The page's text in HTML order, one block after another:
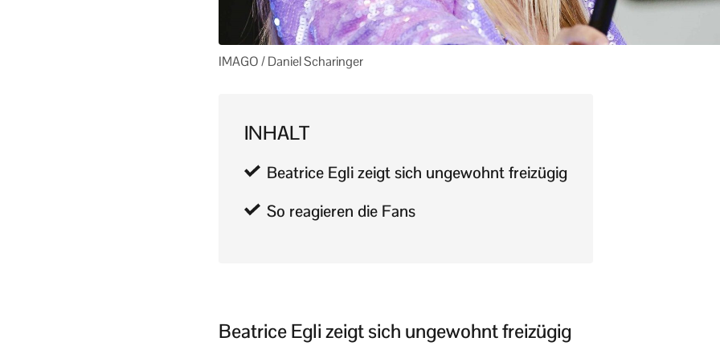
IMAGO / Daniel Scharinger
INHALT
Beatrice Egli zeigt sich ungewohnt freizügig
So reagieren die Fans
Beatrice Egli zeigt sich ungewohnt freizügig